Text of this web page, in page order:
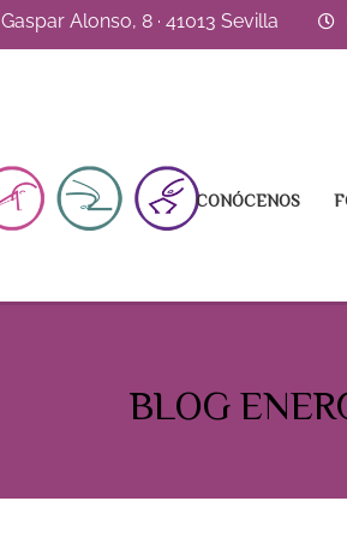
Gaspar Alonso, 8 · 41013 Sevilla
CONÓCENOS
BLOG